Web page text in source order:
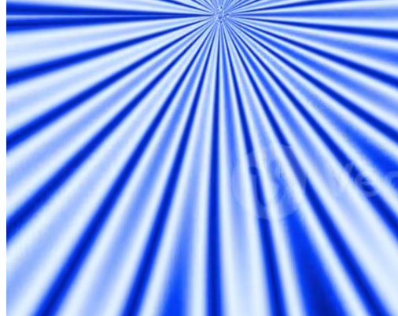
PSDs
SVGs
Plantillas
Vectores
Videos
Gráficos en Movimiento
Imágenes Editoriales
Eventos Editoriales